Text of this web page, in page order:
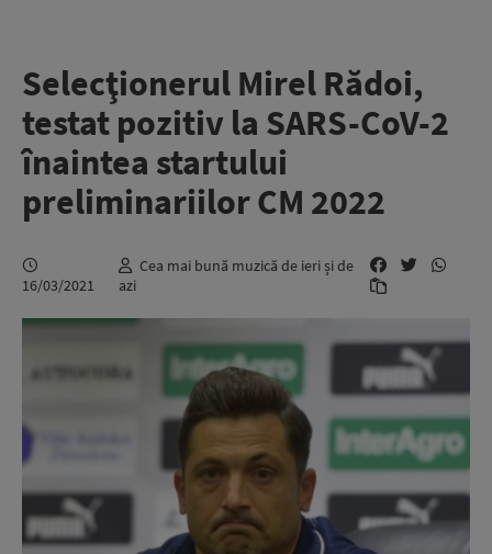
Selecţionerul Mirel Rădoi,
testat pozitiv la SARS-CoV-2
înaintea startului
preliminariilor CM 2022
16/03/2021
Cea mai bună muzică de ieri și de
azi